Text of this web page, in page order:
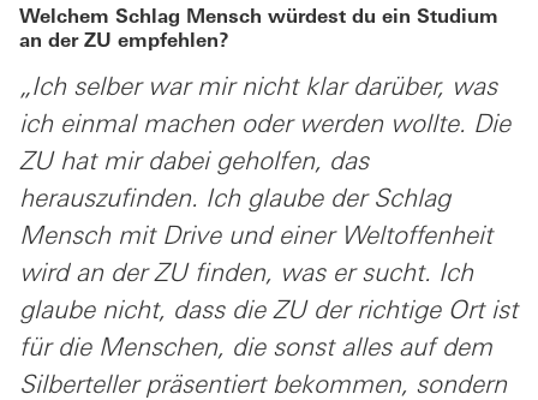
Welchem Schlag Mensch würdest du ein Studium
an der ZU empfehlen?
„Ich selber war mir nicht klar darüber, was
ich einmal machen oder werden wollte. Die
ZU hat mir dabei geholfen, das
herauszufinden. Ich glaube der Schlag
Mensch mit Drive und einer Weltoffenheit
wird an der ZU finden, was er sucht. Ich
glaube nicht, dass die ZU der richtige Ort ist
für die Menschen, die sonst alles auf dem
Silberteller präsentiert bekommen, sondern